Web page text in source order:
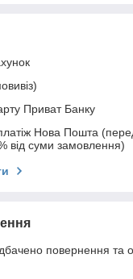
Приват Банку
Нова Пошта
від суми замовлення)
повернення та